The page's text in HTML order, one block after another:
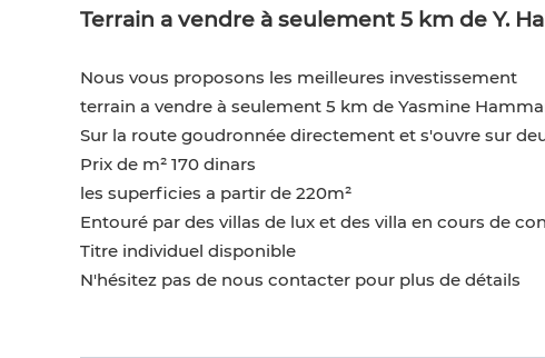
Terrain a vendre à seulement 5 km de Y.
Nous vous proposons les meilleures investissement
terrain a vendre à seulement 5 km de Yasmine
Sur la route goudronnée directement et s'ouvre sur
Prix de m² 170 dinars
les superficies a partir de 220m²
Entouré par des villas de lux et des villa en cours de
Titre individuel disponible
N'hésitez pas de nous contacter pour plus de détails